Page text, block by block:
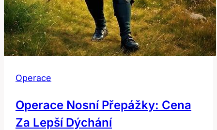
Operace
Operace Nosní Přepážky: Cena
Za Lepší Dýchání